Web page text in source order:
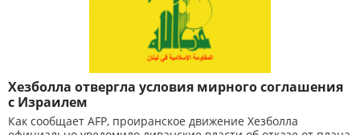
Хезболла отвергла условия мирного соглашения
с Израилем
Как сообщает AFP, проиранское движение Хезболла